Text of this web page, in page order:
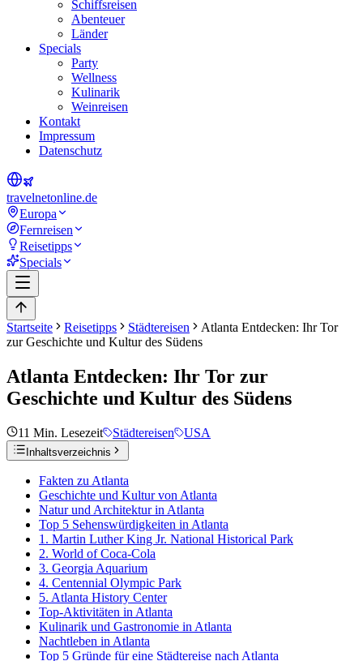
Schiffsreisen
Abenteuer
Länder
Specials
Party
Wellness
Kulinarik
Weinreisen
Kontakt
Impressum
Datenschutz
travelnetonline.de
Europa
Fernreisen
Reisetipps
Specials
Startseite Reisetipps Städtereisen
Atlanta Entdecken: Ihr Tor
zur Geschichte und Kultur des Südens
Atlanta Entdecken: Ihr Tor zur
Geschichte und Kultur des Südens
11 Min. Lesezeit Städtereisen USA
Inhaltsverzeichnis
Fakten zu Atlanta
Geschichte und Kultur von Atlanta
Natur und Architektur in Atlanta
Top 5 Sehenswürdigkeiten in Atlanta
1. Martin Luther King Jr. National Historical Park
2. World of Coca-Cola
3. Georgia Aquarium
4. Centennial Olympic Park
5. Atlanta History Center
Top-Aktivitäten in Atlanta
Kulinarik und Gastronomie in Atlanta
Nachtleben in Atlanta
Top 5 Gründe für eine Städtereise nach Atlanta